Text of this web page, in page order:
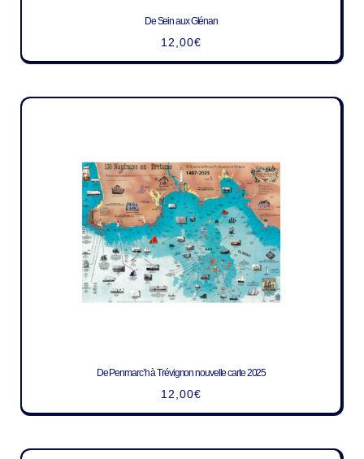
De Sein aux Glénan
12,00€
De Penmarc’h à Trévignon nouvelle carte 2025
12,00€